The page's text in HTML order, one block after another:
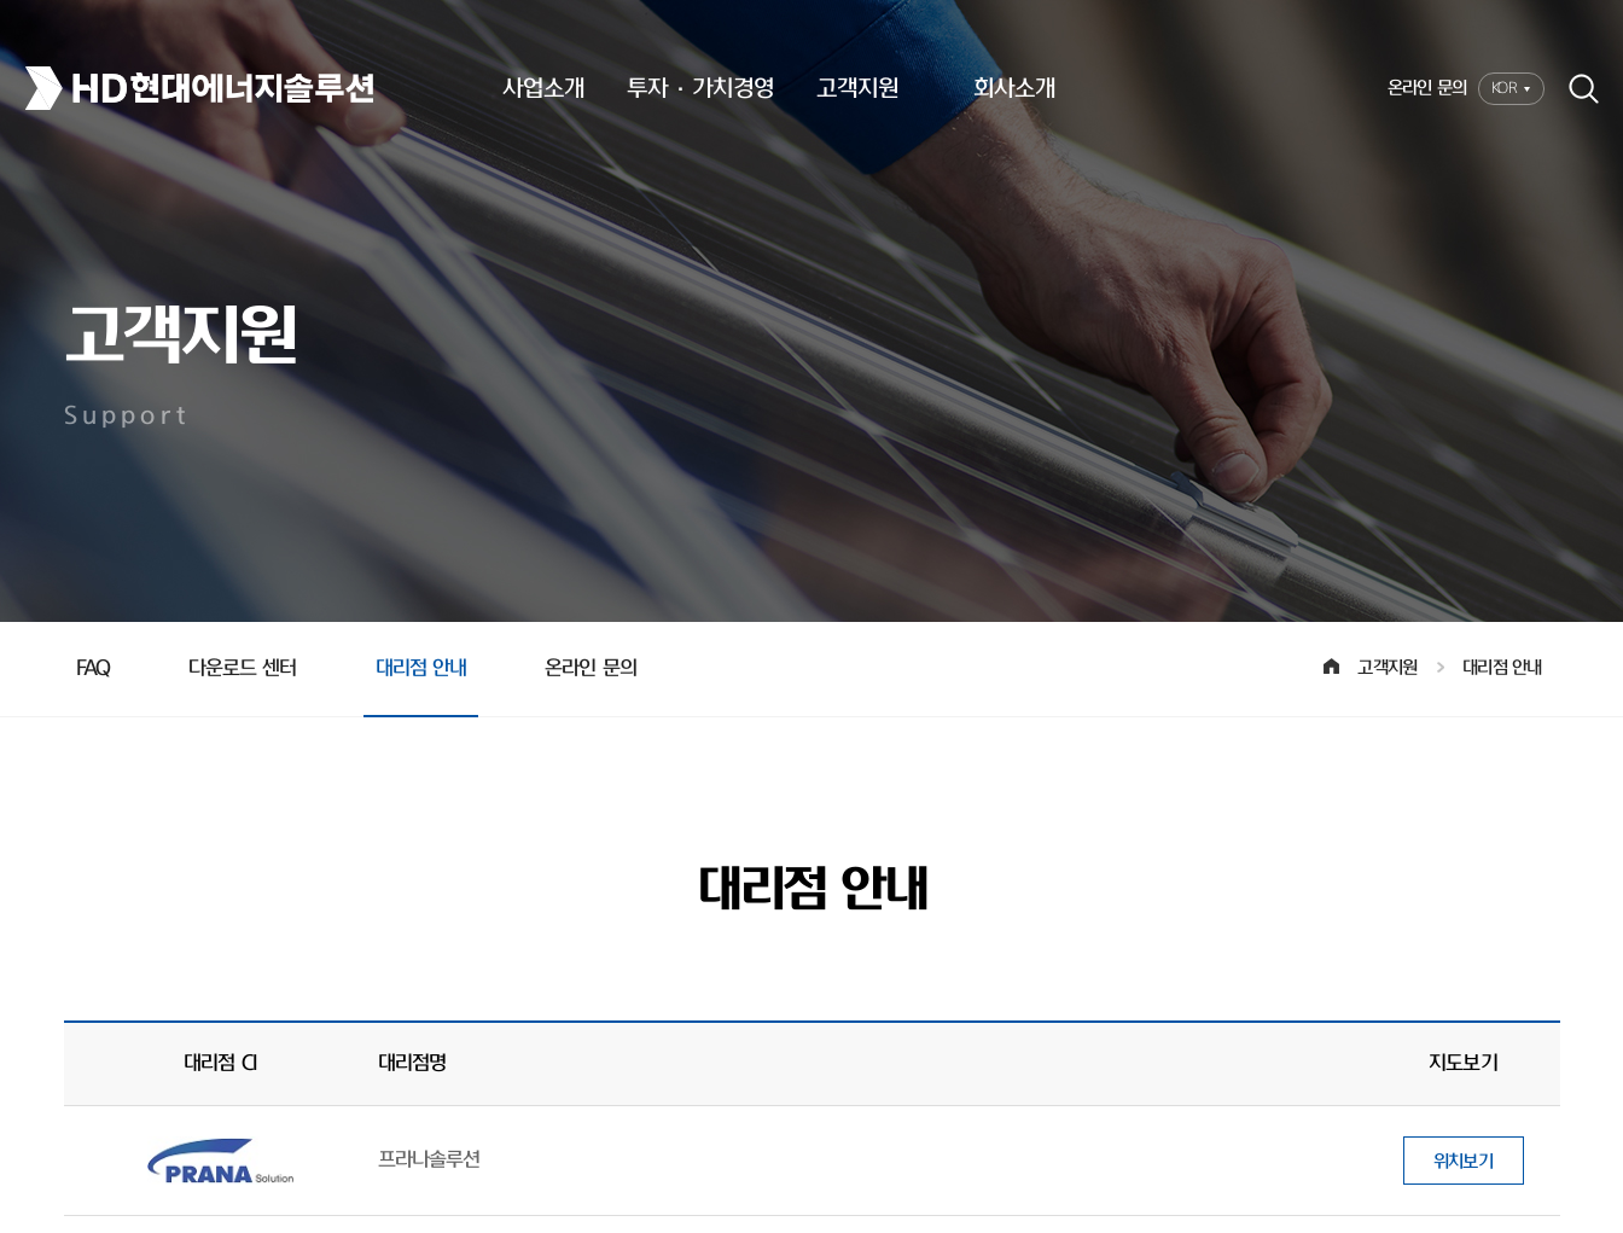
사업소개 투자·가치경영 고객지원 회사소개 온라인 문의 KOR
고객지원
Support
FAQ 다운로드 센터 대리점 안내 온라인 문의 고객지원 대리점 안내
대리점 안내
대리점 CI 대리점명 지도보기
프라나솔루션 위치보기